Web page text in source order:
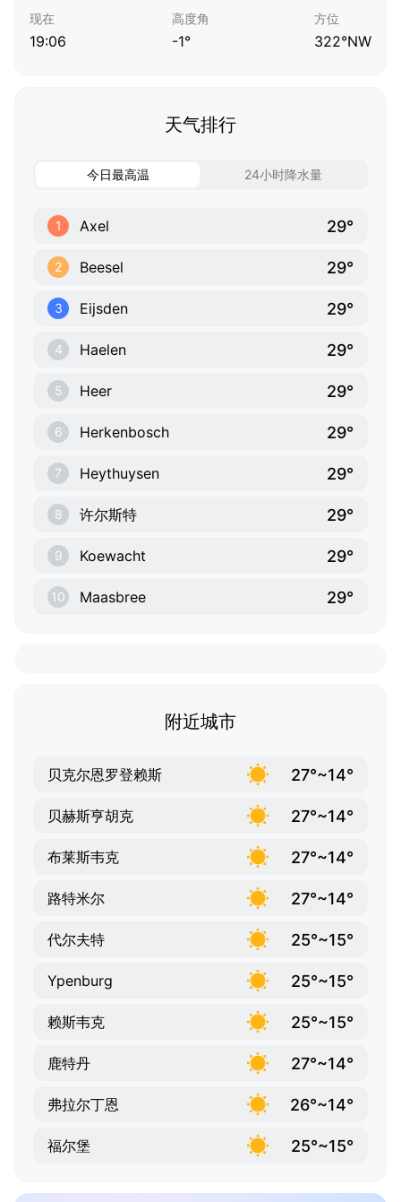
现在
19:06
高度角
-1°
方位
322°NW
天气排行
今日最高温 24小时降水量
1 Axel 29°
2 Beesel 29°
3 Eijsden 29°
4 Haelen 29°
5 Heer 29°
6 Herkenbosch 29°
7 Heythuysen 29°
8 许尔斯特 29°
9 Koewacht 29°
10 Maasbree 29°
附近城市
贝克尔恩罗登赖斯 27°~14°
贝赫斯亨胡克 27°~14°
布莱斯韦克 27°~14°
路特米尔 27°~14°
代尔夫特 25°~15°
Ypenburg 25°~15°
赖斯韦克 25°~15°
鹿特丹 27°~14°
弗拉尔丁恩 26°~14°
福尔堡 25°~15°